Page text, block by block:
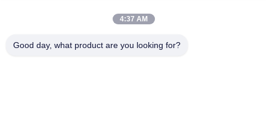
Zapisz się do naszego biuletynu z rabatami i innymi informacjami.
4:37 AM
Good day, what product are you looking for?